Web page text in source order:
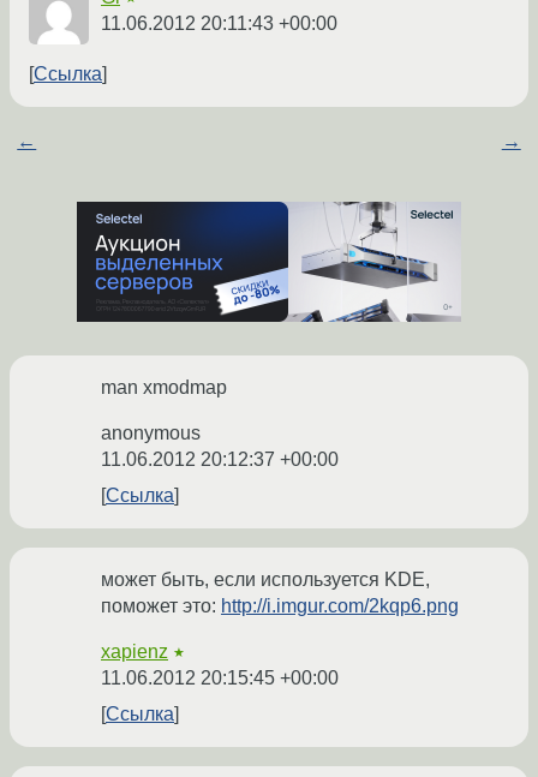
11.06.2012 20:11:43 +00:00
Ссылка
← →
man xmodmap
anonymous
11.06.2012 20:12:37 +00:00
Ссылка
может быть, если используется KDE,
поможет это: http://i.imgur.com/2kqp6.png
xapienz ★
11.06.2012 20:15:45 +00:00
Ссылка